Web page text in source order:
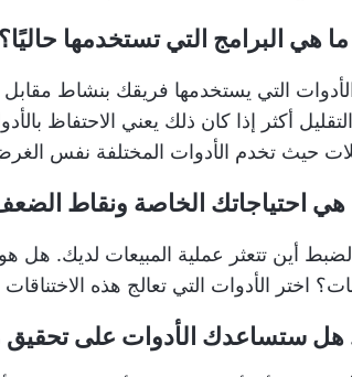
التي يستخدمها فريقك بنشاط
أكثر إذا كان ذلك يعني الاحتفاظ
حيث تخدم الأدوات المختلفة نفس
أين تتعثر عملية المبيعات لديك. هل هو
اختر الأدوات التي تعالج هذه الاختناقات